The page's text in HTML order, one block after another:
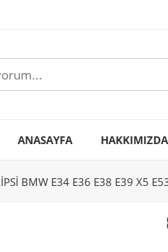
ANASAYFA HAKKIMIZDA
BMW E34 E36 E38 E39 X5